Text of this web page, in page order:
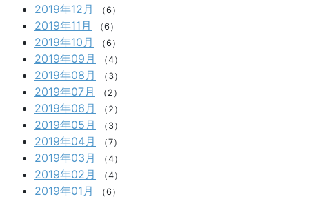
2019年12月 （6）
2019年11月 （6）
2019年10月 （6）
2019年09月 （4）
2019年08月 （3）
2019年07月 （2）
2019年06月 （2）
2019年05月 （3）
2019年04月 （7）
2019年03月 （4）
2019年02月 （4）
2019年01月 （6）